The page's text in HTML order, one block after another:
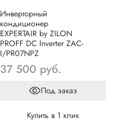
Инверторный
кондиционер
EXPERTAIR by ZILON
PROFF DC Inverter ZAC-
I/PR07NPZ
37 500 руб.
Под заказ
Купить в 1 клик